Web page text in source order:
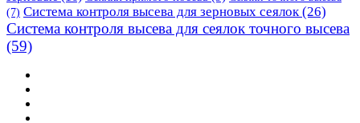
(7) Система контроля высева для зерновых сеялок (26)
Система контроля высева для сеялок точного высева
(59)